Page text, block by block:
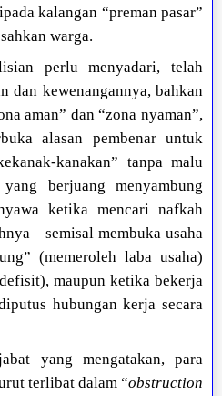
kalangan “preman pasar”
warga.
perlu menyadari, telah
dan kewenangannya, bahkan
aman” dan “zona nyaman”,
alasan pembenar untuk
kanakan” tanpa malu
berjuang menyambung
ketika mencari nafkah
membuka usaha
(memeroleh laba usaha)
maupun ketika bekerja
hubungan kerja secara
yang mengatakan, para
terlibat dalam “obstruction